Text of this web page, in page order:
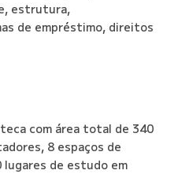
estrutura,
de empréstimo, direitos
com área total de 340
8 espaços de
de estudo em